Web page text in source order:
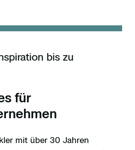
bis zu
für
mit über 30 Jahren